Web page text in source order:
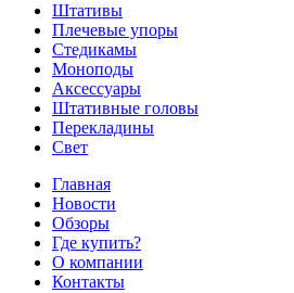
Штативы
Плечевые упоры
Стедикамы
Моноподы
Аксессуары
Штативные головы
Перекладины
Свет
Главная
Новости
Обзоры
Где купить?
О компании
Контакты